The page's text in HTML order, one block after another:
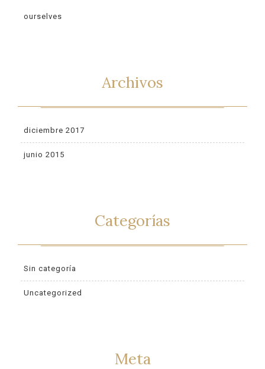
ourselves
Archivos
diciembre 2017
junio 2015
Categorías
Sin categoría
Uncategorized
Meta